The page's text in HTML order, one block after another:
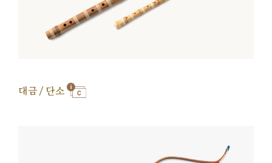
대금 / 단소